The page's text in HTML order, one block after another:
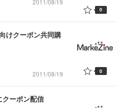
2011/08/19
0
けクーポン共同購
2011/08/19 0
クーポン配信